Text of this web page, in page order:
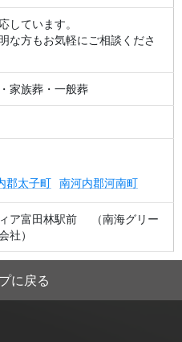
しています。
な方もお気軽にご相談くださ
家族葬・一般葬
郡太子町 南河内郡河南町
ア富田林駅前 （南海グリー
社）
に戻る